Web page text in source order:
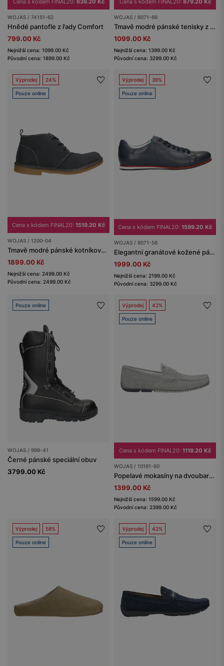
WOJAS / 74151-62
Hnědé pantofle z řady Comfort
799.00 Kč
Nejnižší cena: 1099.00 Kč
Původní cena: 1899.00 Kč
WOJAS / 8071-66
Tmavě modré pánské tenisky z velurové štípané kůže
1099.00 Kč
Nejnižší cena: 1399.00 Kč
Původní cena: 3299.00 Kč
Výprodej 24%
Pouze online
Cena s kódem FINAL20: 1519.20 Kč
WOJAS / 1200-04
Tmavě modré pánské kotníkové boty chukka
1899.00 Kč
Nejnižší cena: 2499.00 Kč
Původní cena: 2499.00 Kč
Výprodej 39%
Pouze online
Cena s kódem FINAL20: 1599.20 Kč
WOJAS / 8071-56
Elegantní granátové kožené pánské letní boty
1999.00 Kč
Nejnižší cena: 2199.00 Kč
Původní cena: 3299.00 Kč
Pouze online
WOJAS / 998-41
Černé pánské speciální obuv
3799.00 Kč
Výprodej 42%
Pouze online
Cena s kódem FINAL20: 1119.20 Kč
WOJAS / 10191-60
Popelavé mokasíny na dvoubarevné podrážce
1399.00 Kč
Nejnižší cena: 1599.00 Kč
Původní cena: 2399.00 Kč
Výprodej 58%
Pouze online
Výprodej 42%
Pouze online